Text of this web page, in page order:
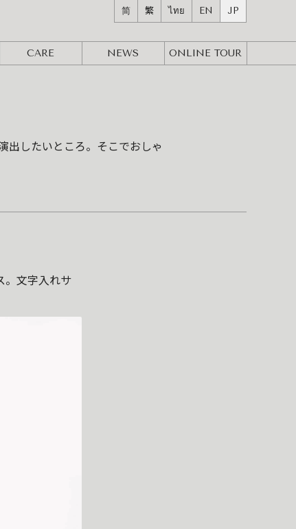
简 繁 ไทย EN JP
CARE NEWS ONLINE TOUR
出したいところ。そこでおしゃ
。文字入れサ